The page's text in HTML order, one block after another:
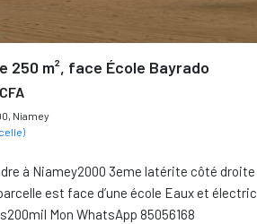
250 m², face École Bayrado
Niamey
à Niamey2000 3eme latérite côté
est face d’une école Eaux et
Mon WhatsApp 85056168